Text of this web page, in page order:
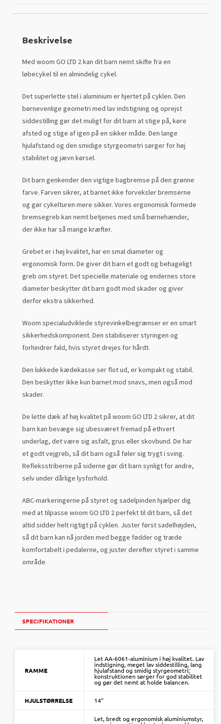
Beskrivelse
Med woom GO LTD 2 kan dit barn nemt skifte fra en
løbecykel til en almindelig cykel.
Det superlette stel i aluminium er hjertet på cyklen. Den
børnevenlige geometri med lav indstigning og oprejst
siddestilling gør det muligt for dit barn at stige på, køre
afsted og stige af igen på en sikker måde. Den lange
hjulafstand og den smidige styrgeometri sørger for høj
stabilitet og jævn kørsel.
Dit barn genkender den vigtige bagbremse på den grønne
farve. Farven sikrer, at barnet ikke forveksler bremserne
og gør cykelturen mere sikker. Vores ergonomisk formede
bremsegreb kan nemt betjenes med små børnehænder,
der ikke har så mange kræfter.
Grebet er i høj kvalitet, har en smal diameter og
ergonomisk form. De giver dit barn et godt og behageligt
greb om styret. Det specielle materiale og endernes store
diameter beskytter dit barn godt mod skader og giver
derfor ekstra sikkerhed.
Woom specialudviklede styrevinkelbegrænser er en smart
sikkerhedskomponent. Den stabiliserer styringen og
forhindrer fald, hvis styret drejes for hårdt.
Den lukkede kædekasse ser flot ud, er kompakt og stabil.
Den beskytter ikke kun barnet mod snavs, men også mod
skader.
De lette dæk af høj kvalitet på woom GO LTD 2 sikrer, at dit
barn kan bevæge sig ubesværet fremad på ethvert
underlag, det være sig asfalt, grus eller skovbund. De har
et godt vejgreb, så dit barn også føler sig trygt i sving.
Refleksstriberne på siderne gør dit barn synligt for andre,
selv under dårlige lysforhold.
ABC-markeringerne på styret og sadelpinden hjælper dig
med at tilpasse woom GO LTD 2 perfekt til dit barn, så det
altid sidder helt rigtigt på cyklen. Juster først sadelhøjden,
så dit barn kan nå jorden med begge fødder og træde
komfortabelt i pedalerne, og juster derefter styret i samme
område.
SPECIFIKATIONER
RAMME
Let AA-6061-aluminium i høj kvalitet. Lav
indstigning, meget lav siddestilling, lang
hjulafstand og smidig styrgeometri;
konstruktionen sørger for god stabilitet
og gør det nemt at holde balancen.
HJULSTØRRELSE 14"
Let, bredt og ergonomisk aluminiumstyr,